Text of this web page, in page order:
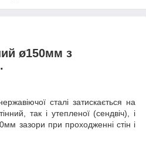
ø150мм з
сталі затискається на
так і утепленої (сендвіч), і
зазори при проходженні стін і